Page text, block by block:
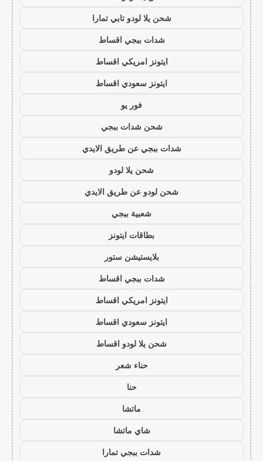
شحن يلا لودو تابي تمارا
شدات ببجي اقساط
ايتونز امريكي اقساط
ايتونز سعودي اقساط
فور يو
شحن شدات ببجي
شدات ببجي عن طريق الايدي
شحن يلا لودو
شحن لودو عن طريق الايدي
شعبية ببجي
بطاقات ايتونز
بلايستيشن ستور
شدات ببجي اقساط
ايتونز امريكي اقساط
ايتونز سعودي اقساط
شحن يلا لودو اقساط
حناء شعر
حنا
ماتشا
شاي ماتشا
شدات ببجي تمارا